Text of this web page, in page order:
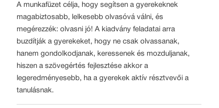
A munkafüzet célja, hogy segítsen a gyerekeknek
magabiztosabb, lelkesebb olvasóvá válni, és
megérezzék: olvasni jó! A kiadvány feladatai arra
buzdítják a gyerekeket, hogy ne csak olvassanak,
hanem gondolkodjanak, keressenek és mozduljanak,
hiszen a szövegértés fejlesztése akkor a
legeredményesebb, ha a gyerekek aktív résztvevői a
tanulásnak.